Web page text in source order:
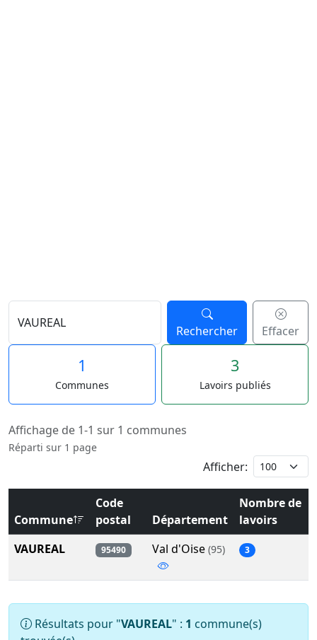
Rechercher Effacer
1
Communes
3
Lavoirs publiés
Affichage de 1-1 sur 1 communes
Réparti sur 1 page
Afficher:
Commune
Code
postal
Département
Nombre de
lavoirs
VAUREAL
95490 Val d'Oise (95) 3
Résultats pour "VAUREAL" : 1 commune(s)